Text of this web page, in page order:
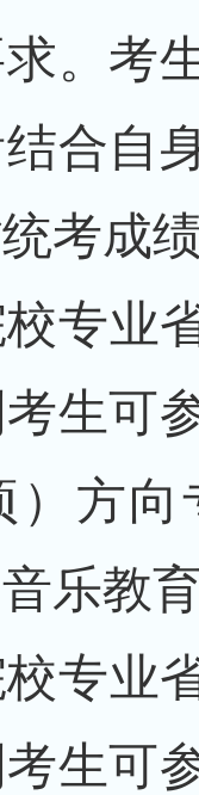
。考
合自
考成
专业
生可
）方
音乐教
专业
生可